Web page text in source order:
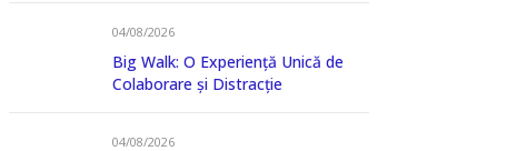
04/08/2026
Big Walk: O Experiență Unică de
Colaborare și Distracție
04/08/2026